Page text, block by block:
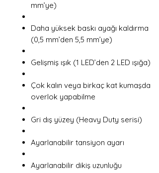
mm’ye)
Daha yüksek baskı ayağı kaldırma
(0,5 mm’den 5,5 mm’ye)
Gelişmiş ışık (1 LED’den 2 LED ışığa)
Çok kalın veya birkaç kat kumaşda
overlok yapabilme
Gri dış yüzey (Heavy Duty serisi)
Ayarlanabilir tansiyon ayarı
Ayarlanabilir dikiş uzunluğu